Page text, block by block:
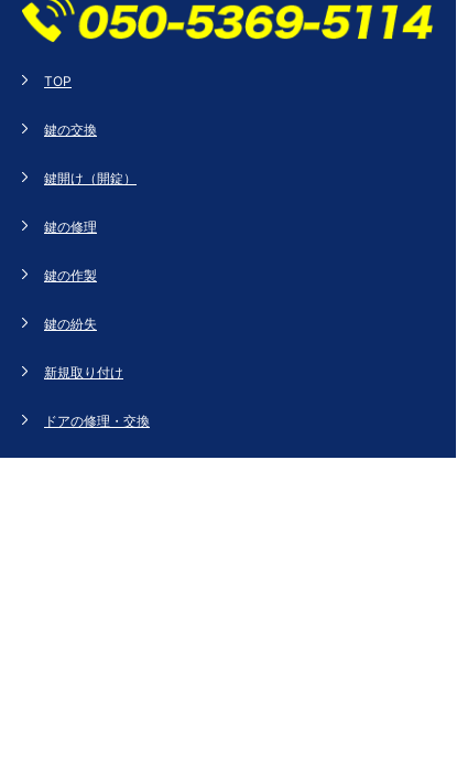
TOP
鍵の交換
鍵開け（開錠）
鍵の修理
鍵の作製
鍵の紛失
新規取り付け
ドアの修理・交換